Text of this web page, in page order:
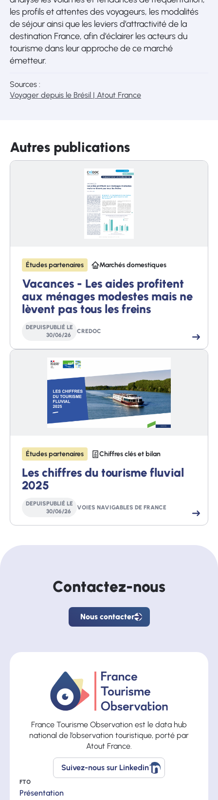
les profils et attentes des voyageurs, les modalités
de séjour ainsi que les leviers d’attractivité de la
destination France, afin d’éclairer les acteurs du
tourisme dans leur approche de ce marché
émetteur.
Sources :
Voyager depuis le Brésil | Atout France
Autres publications
Études partenaires Marchés domestiques
Vacances - Les aides profitent
aux ménages modestes mais ne
lèvent pas tous les freins
DEPUISPUBLIÉ LE
30/06/26
CREDOC
Études partenaires Chiffres clés et bilan
Les chiffres du tourisme fluvial
2025
DEPUISPUBLIÉ LE
30/06/26
VOIES NAVIGABLES DE FRANCE
Contactez-nous
Nous
contacter
Nous contacter
France Tourisme Observation est le data hub
national de l’observation touristique, porté par
Atout France.
Suivez-
nous
Suivez-nous sur Linkedin
FTO
Présentation